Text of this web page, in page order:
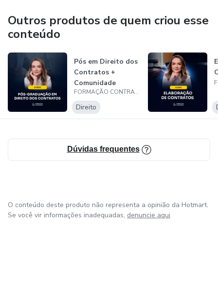
Excelência completa para entrega com eficiência do que o
Outros produtos de quem criou esse
conteúdo
Pós em Direito dos
Contratos +
Comunidade
Contratualista
FORMAÇÃO CONTRATUALISTA
Direito
Dúvidas frequentes
O conteúdo deste produto não representa a opinião da Hotmart.
Se você vir informações inadequadas, denuncie aqui